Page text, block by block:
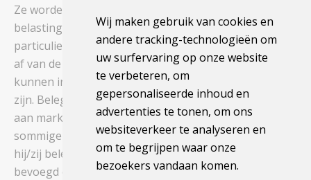
Wij maken gebruik van cookies en
andere tracking-technologieën om
uw surfervaring op onze website
te verbeteren, om
gepersonaliseerde inhoud en
advertenties te tonen, om ons
websiteverkeer te analyseren en
om te begrijpen waar onze
bezoekers vandaan komen.
Ze worden berekend exclusief toeslagen en
belastingen. De fiscale regels zijn van toepassing op
particuliere beleggers die in België wonen. Ze hangen
af van de individuele situatie van elke belegger en
kunnen in de toekomst aan wijzigingen onderhevig
zijn. Beleggingen in dit compartiment zijn onderhevig
aan marktschommelingen en de belegger kan in
sommige omstandigheden minder ontvangen dan
hij/zij belegt. Amerikaanse staatsburgers zijn niet
bevoegd om in te schrijven in de compartimenten van